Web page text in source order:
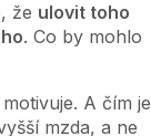
že ulovit toho
. Co by mohlo
A čím je
mzda, a ne